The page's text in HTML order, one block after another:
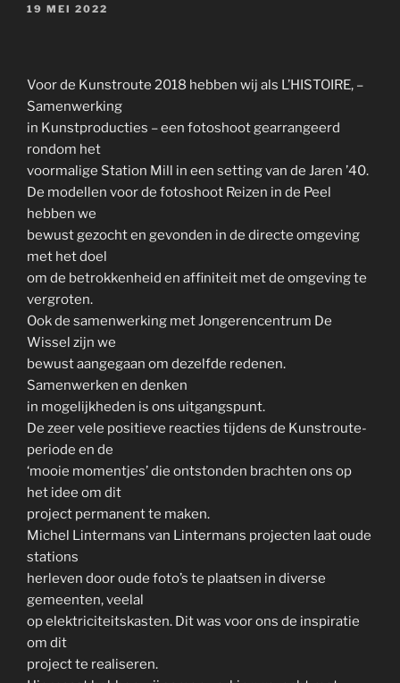
GEPLAATST
19 MEI 2022
Voor de Kunstroute 2018 hebben wij als L’HISTOIRE, –
Samenwerking
in Kunstproducties – een fotoshoot gearrangeerd
rondom het
voormalige Station Mill in een setting van de Jaren ’40.
De modellen voor de fotoshoot Reizen in de Peel
hebben we
bewust gezocht en gevonden in de directe omgeving
met het doel
om de betrokkenheid en affiniteit met de omgeving te
vergroten.
Ook de samenwerking met Jongerencentrum De
Wissel zijn we
bewust aangegaan om dezelfde redenen.
Samenwerken en denken
in mogelijkheden is ons uitgangspunt.
De zeer vele positieve reacties tijdens de Kunstroute-
periode en de
‘mooie momentjes’ die ontstonden brachten ons op
het idee om dit
project permanent te maken.
Michel Lintermans van Lintermans projecten laat oude
stations
herleven door oude foto’s te plaatsen in diverse
gemeenten, veelal
op elektriciteitskasten. Dit was voor ons de inspiratie
om dit
project te realiseren.